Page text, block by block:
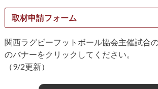
取材申請フォーム
関西ラグビーフットボール協会主催試合
のバナーをクリックしてください。
（9/2更新）